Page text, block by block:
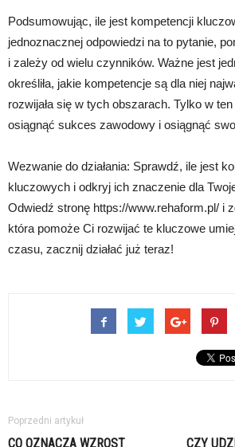
Podsumowując, ile jest kompetencji
jednoznacznej odpowiedzi na to pytanie,
i zależy od wielu czynników. Ważne jest
określiła, jakie kompetencje są dla niej
rozwijała się w tych obszarach. Tylko w
osiągnąć sukces zawodowy i osiągnąć
Wezwanie do działania: Sprawdź, ile jest
kluczowych i odkryj ich znaczenie dla
Odwiedź stronę https://www.rehaform.pl/ i
która pomoże Ci rozwijać te kluczowe
czasu, zacznij działać już teraz!
Poprzedni artykuł
CO OZNACZA WZROST CZY